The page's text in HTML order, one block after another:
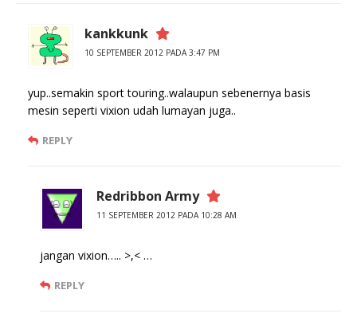
kankkunk
10 SEPTEMBER 2012 PADA 3:47 PM
yup..semakin sport touring..walaupun sebenernya basis
mesin seperti vixion udah lumayan juga..
REPLY
Redribbon Army
11 SEPTEMBER 2012 PADA 10:28 AM
jangan vixion….. >,< …
REPLY